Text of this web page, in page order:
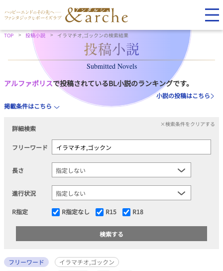
TOP 投稿小説 イラマチオ,ゴックンの検索結果
Submitted Novels
アルファポリスで投稿されているBL小説のランキングです。
小説の投稿はこちら
掲載条件はこちら
詳細検索
×検索条件をクリアする
フリーワード
長さ
進行状況
R指定 R指定なし R15 R18
フリーワード
イラマチオ,ゴックン